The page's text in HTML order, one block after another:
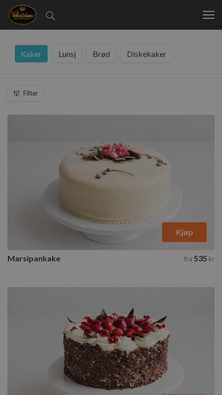
Kaker Lunsj Brød Diskekaker
Filter
Kjøp
Marsipankake fra 535 kr